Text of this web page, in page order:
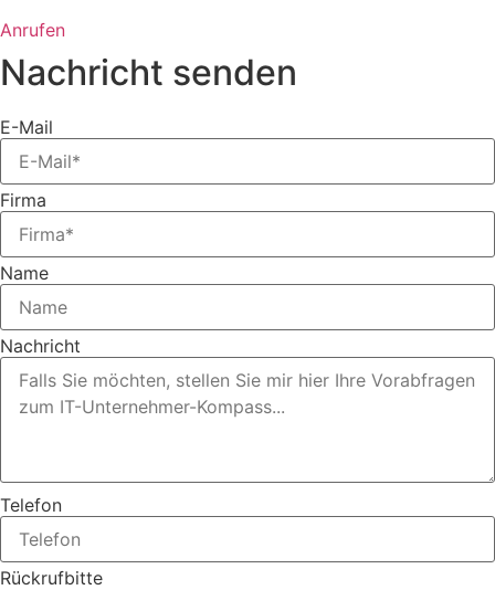
Anrufen
Nachricht senden
E-Mail
Firma
Name
Nachricht
Telefon
Rückrufbitte